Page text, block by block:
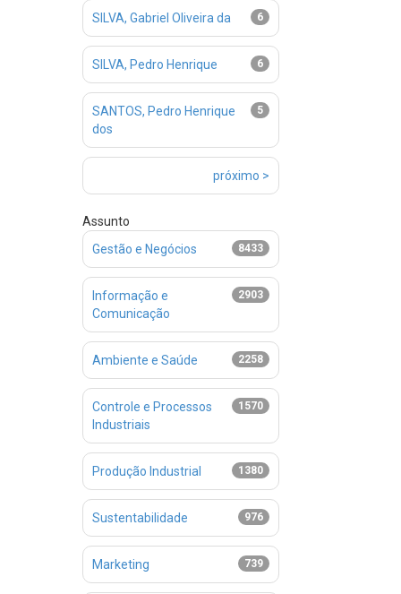
6
SILVA, Gabriel Oliveira da
6
SILVA, Pedro Henrique
5
SANTOS, Pedro Henrique
dos
próximo >
Assunto
8433
Gestão e Negócios
2903
Informação e
Comunicação
2258
Ambiente e Saúde
1570
Controle e Processos
Industriais
1380
Produção Industrial
976
Sustentabilidade
739
Marketing